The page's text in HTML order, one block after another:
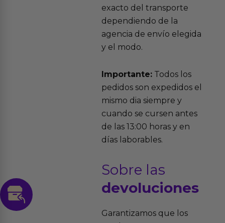
exacto del transporte
dependiendo de la
agencia de envío elegida
y el modo.
Importante:Todos los
pedidos son expedidos el
mismo dia siempre y
cuando se cursen antes
de las 13:00 horas y en
días laborables.
Sobre las
devoluciones
Garantizamos que los